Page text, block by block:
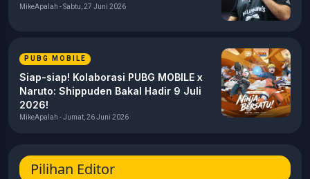
MikeApalah - Sabtu, 27 Juni 2026
PUBG MOBILE
Siap-siap! Kolaborasi PUBG MOBILE x
Naruto: Shippuden Bakal Hadir 9 Juli
2026!
MikeApalah - Jumat, 26 Juni 2026
Pilihan Editor